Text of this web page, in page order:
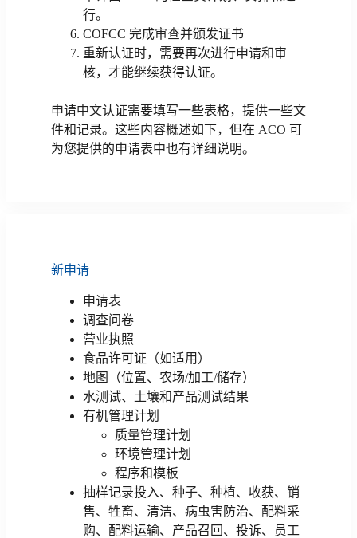
行。
COFCC 完成审查并颁发证书
重新认证时，需要再次进行申请和审
核，才能继续获得认证。
申请中文认证需要填写一些表格，提供一些文
件和记录。这些内容概述如下，但在 ACO 可
为您提供的申请表中也有详细说明。
新申请
申请表
调查问卷
营业执照
食品许可证（如适用）
地图（位置、农场/加工/储存）
水测试、土壤和产品测试结果
有机管理计划
质量管理计划
环境管理计划
程序和模板
抽样记录投入、种子、种植、收获、销
售、牲畜、清洁、病虫害防治、配料采
购、配料运输、产品召回、投诉、员工